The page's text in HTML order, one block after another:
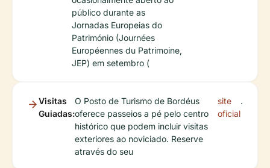
público durante as
Jornadas Europeias do
Património (Journées
Européennes du Patrimoine,
JEP) em setembro (
Visitas
Guiadas:
O Posto de Turismo de Bordéus
oferece passeios a pé pelo centro
histórico que podem incluir visitas
exteriores ao noviciado. Reserve
através do seu
site
oficial
.